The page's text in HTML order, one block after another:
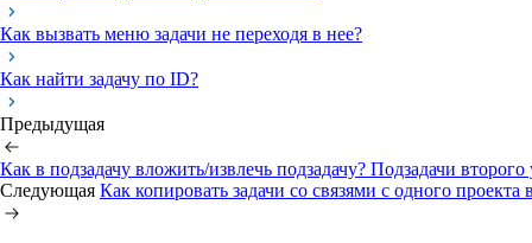
Как вызвать меню задачи не переходя в нее?
Как найти задачу по ID?
Предыдущая
Как в подзадачу вложить/извлечь подзадачу? Подзадачи второго
Следующая Как копировать задачи со связями с одного проекта